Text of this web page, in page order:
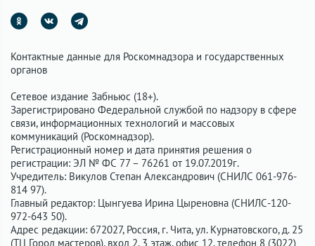
Контактные данные для Роскомнадзора и государственных
органов
Сетевое издание Забньюс (18+).
Зарегистрировано Федеральной службой по надзору в сфере
связи, информационных технологий и массовых
коммуникаций (Роскомнадзор).
Регистрационный номер и дата принятия решения о
регистрации: ЭЛ № ФС 77 – 76261 от 19.07.2019г.
Учредитель: Викулов Степан Александрович (СНИЛС 061-976-
814 97).
Главный редактор: Цынгуева Ирина Цыреновна (СНИЛС-120-
972-643 50).
Адрес редакции: 672027, Россия, г. Чита, ул. Курнатовского, д. 25
(ТЦ Город мастеров), вход 2, 3 этаж, офис 12, телефон 8 (3022)